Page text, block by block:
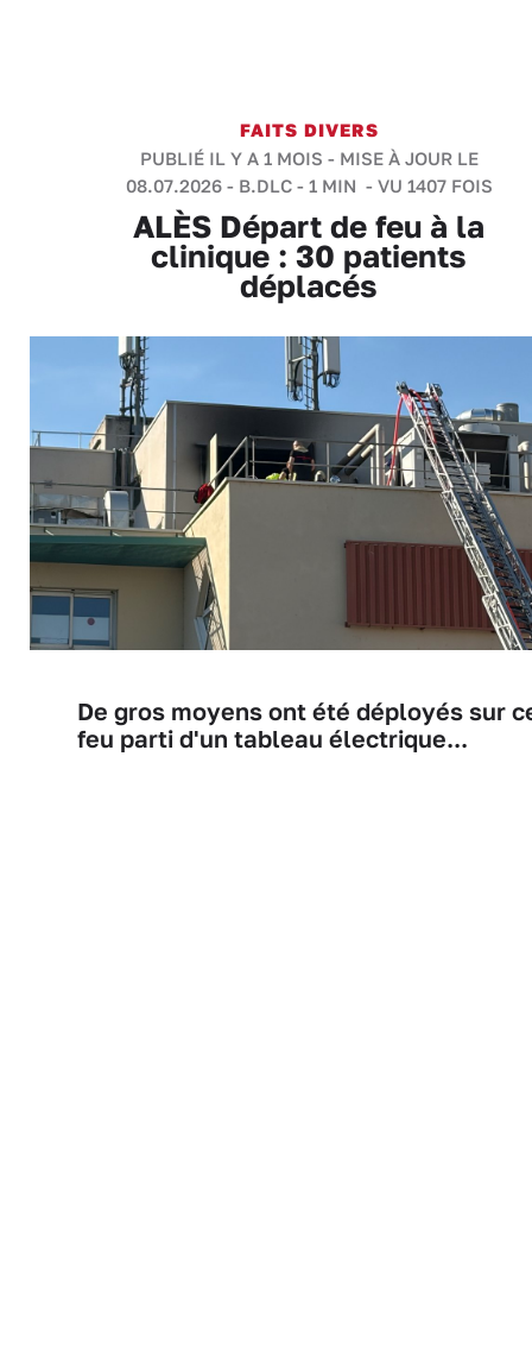
FAITS DIVERS
PUBLIÉ IL Y A 1 MOIS - MISE À JOUR LE
08.07.2026 - B.DLC- 1 MIN - VU 1407 FOIS
ALÈS Départ de feu à la
clinique : 30 patients
déplacés
De gros moyens ont été déployés sur
feu parti d'un tableau électrique...